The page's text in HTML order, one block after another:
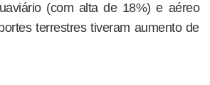
(com alta de 18%) e aéreo
terrestres tiveram aumento de